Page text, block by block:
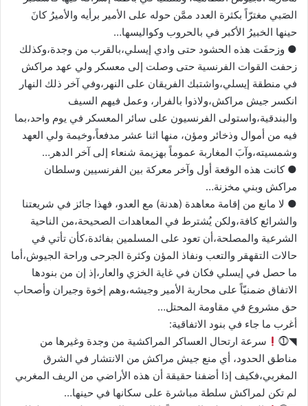
الصَبي مغترّاً بكثرة العدد ممَّن حوله على الأمير برأيه والأميرُ كانَ
حينها الخبيرُ الأكبر في بالحروب وكواليسها…
● وزحفَت هذه الحشود حتى وادي إيسلي،بالقرب من وجدة،وكذلك
زحفت القوات الفرنسية حتى وصلت إلى معسكر ولي عهد مراكش
في منطقة إيسلي،واشتبك الفريقان على النهر،وفي آخر ذلك النهار
انكسر جيش مراكش،ولاذوا بالفرار، وعمل فيهم السيف
والبندقية،واستولى الفرنسيون على سائر المعسكر في يوم واحد،بما
فيه من أموال وذخائر ومؤن، منها اثنا عشر مدفعاً،وخيمة ولي العهد
وشمسيته،وآبَ المغاربة عموماً بهزيمة شنعاء إلى آخر الدهر…
● كانت هذه الوقعة أول وآخر معركة بين الفرنسيين وسلطان
مراكش وبني مخزنة…
● لا مانع من إقامة معاهدة (هدنة) مع العدو، فهذا جائز في شريعتنا
والشرائع كافة،ولكن يُشترط في المعاهدات الصحيحة،من الناحية
الشرعية والمصلحة،أن تعود على المسلمين بفائدة،كأن تأتي في
حالات التقهقر والتعب ونفاذ المؤن وكثرة الجرحى وراحة الجيوش،أما
ما حصل في إيسلي فكان في غاية الخزي والعار،إذ إن من بنودها
الاتفاق ضمنيّاً على محاربة الأمير وجيشه،وهم إخوة وجيران وأصحاب
حق مشروع في مقاومة المحتل…
أغرب ما جاء في بنود الاتفاقية:
◥⓵
سرعة ارتحال العساكر المراكشية من وجدة وغيرها من
مناطق الحدود، أي منع جيش مراكش من الانتشار في الشرق
المغربي،فكيف إذا أضفنا حقيقة أن هذه الأراضي من الريف المغربي
لم تكن لمراكش سلطة مباشرة على سكانها في حينها…